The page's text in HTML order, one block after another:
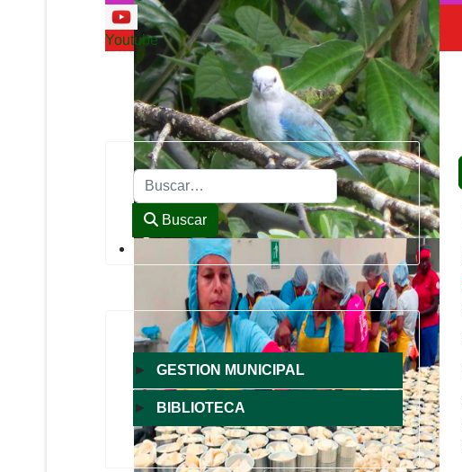
Youtube
Buscar
Buscar
► GESTION MUNICIPAL
► BIBLIOTECA